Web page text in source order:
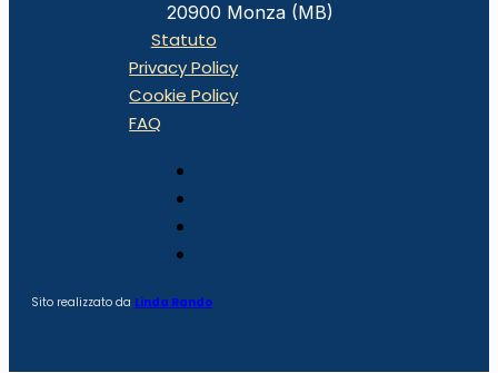
20900 Monza (MB)
Statuto
Privacy Policy
Cookie Policy
FAQ
Sito realizzato da Linda Rando